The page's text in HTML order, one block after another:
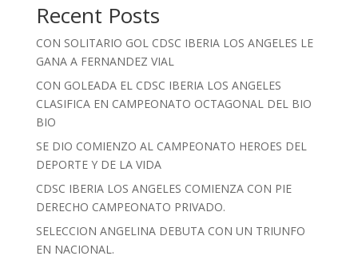
Recent Posts
CON SOLITARIO GOL CDSC IBERIA LOS ANGELES LE
GANA A FERNANDEZ VIAL
CON GOLEADA EL CDSC IBERIA LOS ANGELES
CLASIFICA EN CAMPEONATO OCTAGONAL DEL BIO
BIO
SE DIO COMIENZO AL CAMPEONATO HEROES DEL
DEPORTE Y DE LA VIDA
CDSC IBERIA LOS ANGELES COMIENZA CON PIE
DERECHO CAMPEONATO PRIVADO.
SELECCION ANGELINA DEBUTA CON UN TRIUNFO
EN NACIONAL.